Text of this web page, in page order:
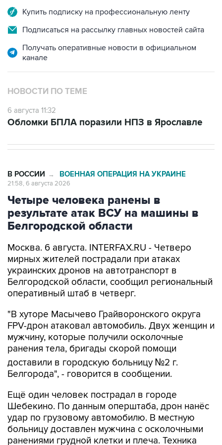
Купить подписку на профессиональную ленту
Подписаться на рассылку главных новостей сайта
Получать оперативные новости в официальном
канале
НОВОСТИ ПО ТЕМЕ
6 августа 11:32
Обломки БПЛА поразили НПЗ в Ярославле
В РОССИИ → ВОЕННАЯ ОПЕРАЦИЯ НА УКРАИНЕ
21:58, 6 августа 2026
Четыре человека ранены в
результате атак ВСУ на машины в
Белгородской области
Москва. 6 августа. INTERFAX.RU - Четверо
мирных жителей пострадали при атаках
украинских дронов на автотранспорт в
Белгородской области, сообщил региональный
оперативный штаб в четверг.
"В хуторе Масычево Грайворонского округа
FPV-дрон атаковал автомобиль. Двух женщин и
мужчину, которые получили осколочные
ранения тела, бригады скорой помощи
доставили в городскую больницу №2 г.
Белгорода", - говорится в сообщении.
Ещё один человек пострадал в городе
Шебекино. По данным оперштаба, дрон нанёс
удар по грузовому автомобилю. В местную
больницу доставлен мужчина с осколочными
ранениями грудной клетки и плеча. Техника